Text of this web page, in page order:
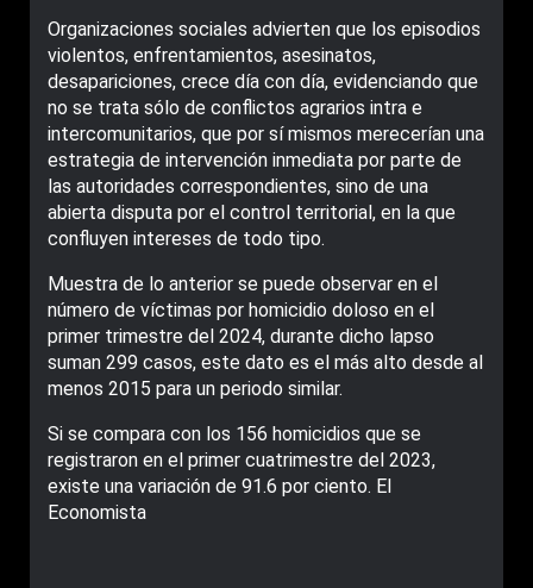
Organizaciones sociales advierten que los episodios
violentos, enfrentamientos, asesinatos,
desapariciones, crece día con día, evidenciando que
no se trata sólo de conflictos agrarios intra e
intercomunitarios, que por sí mismos merecerían una
estrategia de intervención inmediata por parte de
las autoridades correspondientes, sino de una
abierta disputa por el control territorial, en la que
confluyen intereses de todo tipo.
Muestra de lo anterior se puede observar en el
número de víctimas por homicidio doloso en el
primer trimestre del 2024, durante dicho lapso
suman 299 casos, este dato es el más alto desde al
menos 2015 para un periodo similar.
Si se compara con los 156 homicidios que se
registraron en el primer cuatrimestre del 2023,
existe una variación de 91.6 por ciento. El
Economista